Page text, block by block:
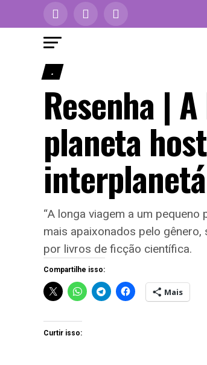
.
Resenha |
planeta
“A longa viagem a um
mais apaixonados pelo
por livros de ficção científica.
Compartilhe isso:
Mais
Curtir isso: